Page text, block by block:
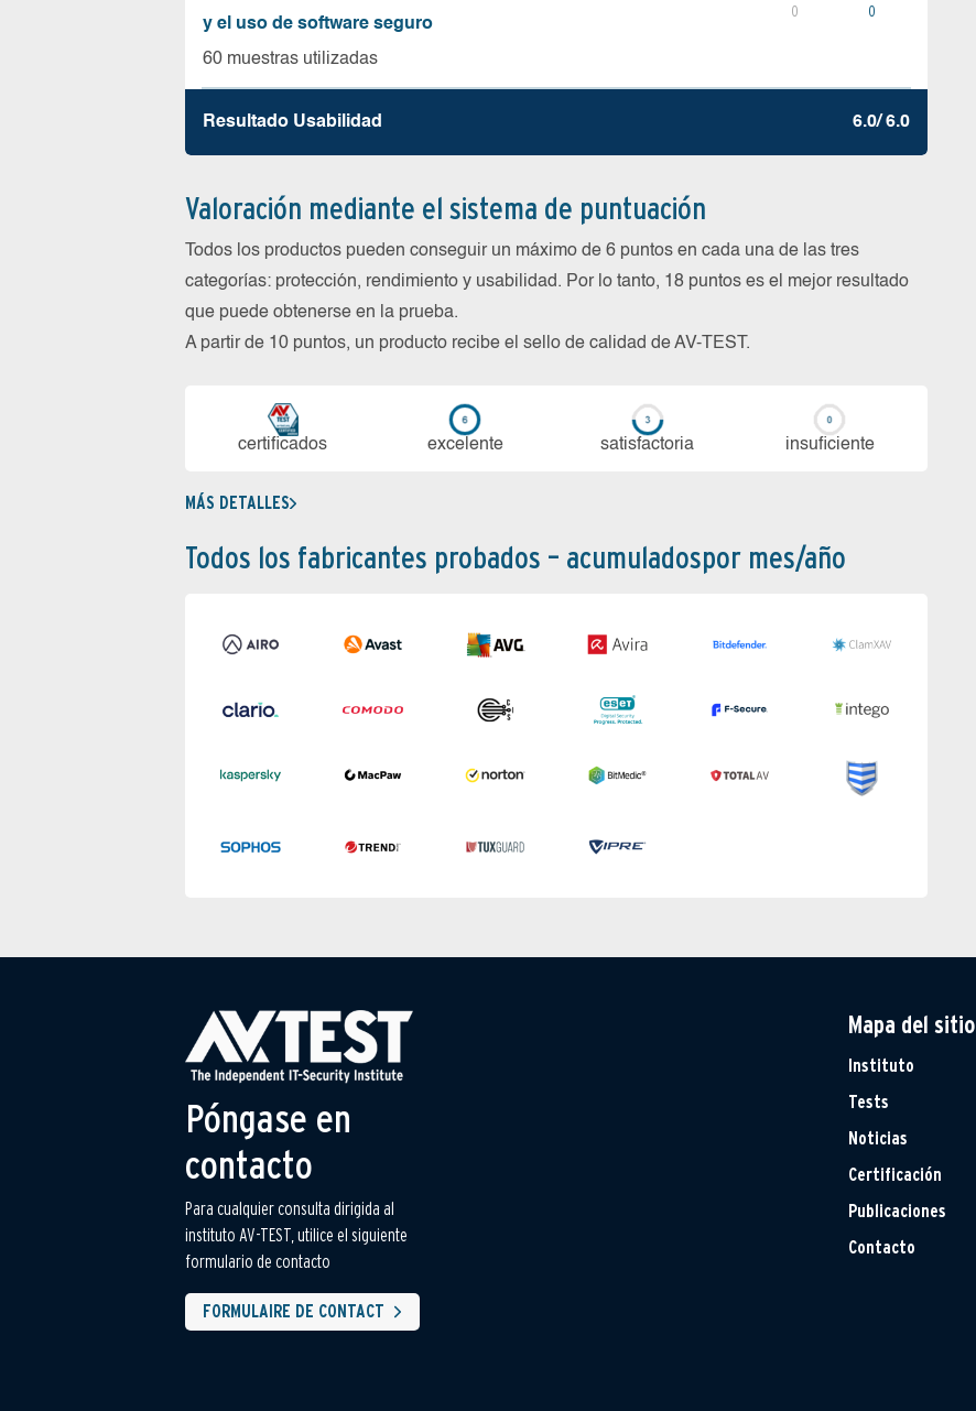
y el uso de software seguro
60 muestras utilizadas
0 0
Resultado Usabilidad 6.0/ 6.0
Valoración mediante el sistema de puntuación
Todos los productos pueden conseguir un máximo de 6 puntos en cada una de las tres
categorías: protección, rendimiento y usabilidad. Por lo tanto, 18 puntos es el mejor resultado
que puede obtenerse en la prueba.
A partir de 10 puntos, un producto recibe el sello de calidad de AV-TEST.
certi­ficados ex­ce­len­te sa­tis­fac­to­ria in­su­fi­cien­te
MÁS DETALLES
Todos los fabricantes probados – acumuladospor mes/año
Póngase en
contacto
Para cualquier consulta dirigida al
instituto AV-TEST, utilice el siguiente
formulario de contacto
FORMULAIRE DE CONTACT
Mapa del sitio
Instituto
Tests
Noticias
Certificación
Publicaciones
Contacto